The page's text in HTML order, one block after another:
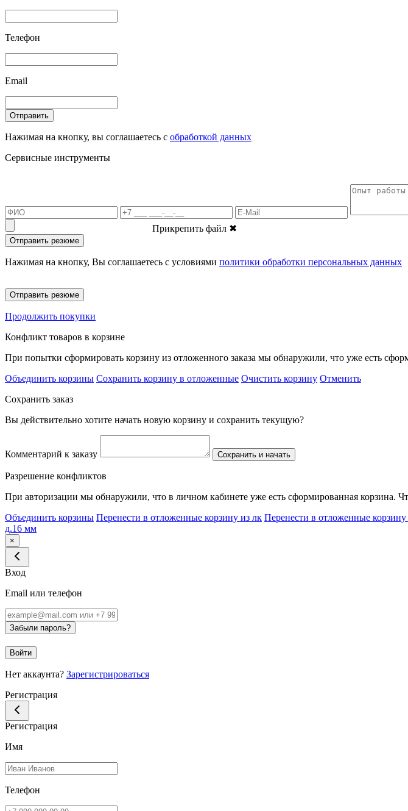
Телефон
Email
Отправить
Нажимая на кнопку, вы соглашаетесь с обработкой данных
Сервисные инструменты
Прикрепить файл ✖
Отправить резюме
Нажимая на кнопку, Вы соглашаетесь с условиями политики обработки персональных данных
Отправить резюме
Продолжить покупки
Конфликт товаров в корзине
При попытки сформировать корзину из отложенного заказа мы обнаружили, что уже есть
Объединить корзины Сохранить корзину в отложенные Очистить корзину Отменить
Сохранить заказ
Вы действительно хотите начать новую корзину и сохранить текущую?
Комментарий к заказу Сохранить и начать
Разрешение конфликтов
При авторизации мы обнаружили, что в личном кабинете уже есть сформированная корзина.
Объединить корзины Перенести в отложенные корзину из лк Перенести в отложенные корзину
д.16 мм
×
Вход
Email или телефон
Забыли пароль?
Войти
Нет аккаунта? Зарегистрироваться
Регистрация
Регистрация
Имя
Телефон